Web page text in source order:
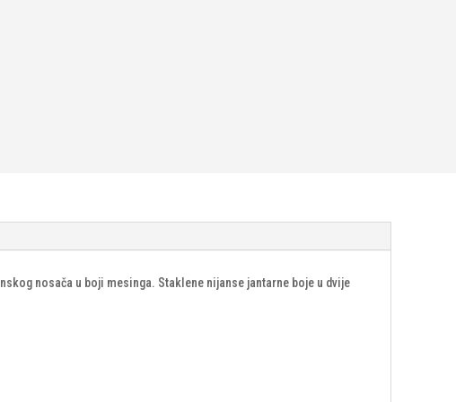
nosača u boji mesinga. Staklene nijanse jantarne boje u dvije